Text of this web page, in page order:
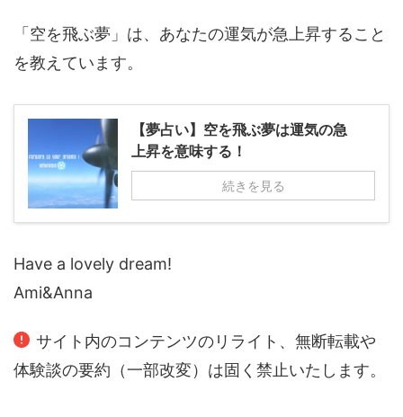
「空を飛ぶ夢」は、あなたの運気が急上昇すること
を教えています。
【夢占い】空を飛ぶ夢は運気の急
上昇を意味する！
続きを見る
Have a lovely dream!
Ami&Anna
サイト内のコンテンツのリライト、無断転載や
体験談の要約（一部改変）は固く禁止いたします。